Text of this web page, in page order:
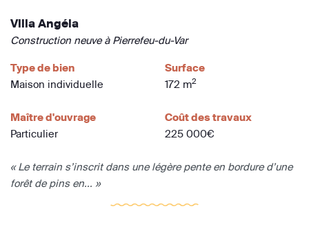
Villa Angéla
Construction neuve à Pierrefeu-du-Var
Type de bien
Maison individuelle
Surface
172 m2
Maître d'ouvrage
Particulier
Coût des travaux
225 000€
« Le terrain s’inscrit dans une légère pente en bordure d’une
forêt de pins en... »